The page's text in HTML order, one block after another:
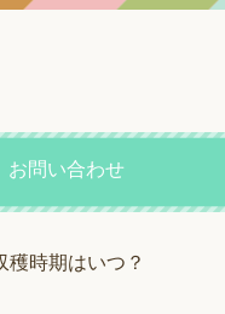
お問い合わせ
時期はいつ？